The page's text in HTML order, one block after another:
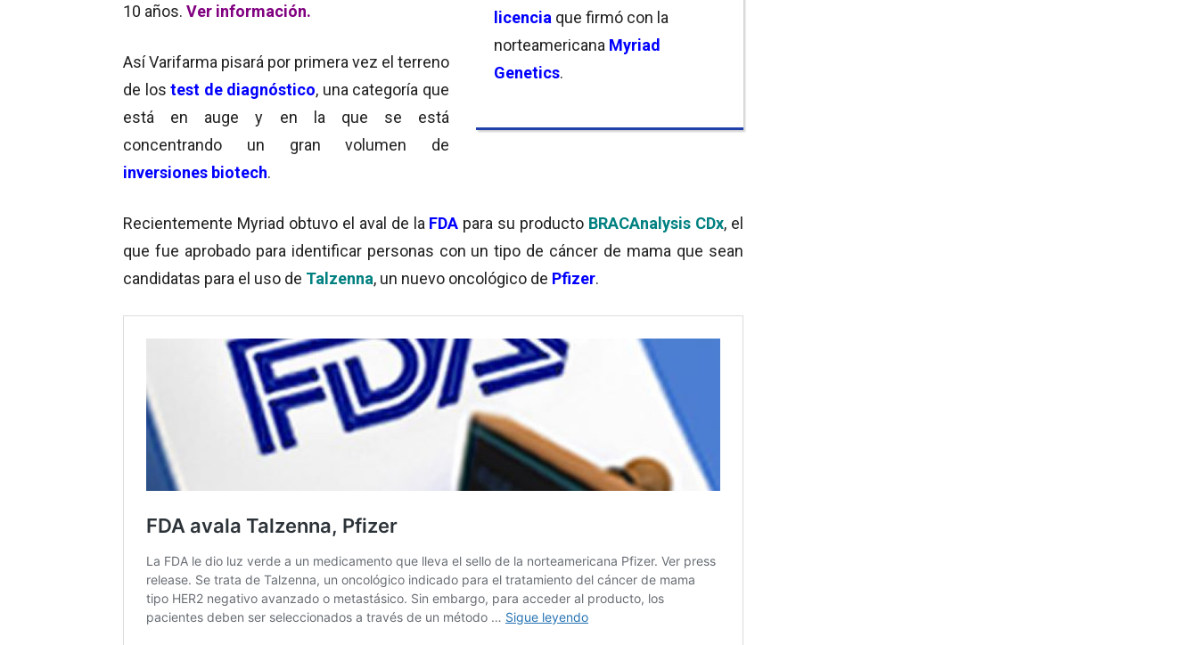
licencia que firmó con la
norteamericana Myriad
Genetics.
10 años. Ver información.
Así Varifarma pisará por primera vez el terreno
de lostest de diagnóstico, una categoría que
está en auge y en la que se está
concentrando un gran volumen de
inversiones biotech.
Recientemente Myriad obtuvo el aval de la FDA para su producto BRACAnalysis CDx, el
que fue aprobado para identificar personas con un tipo de cáncer de mama que sean
candidatas para el uso de Talzenna, un nuevo oncológico de Pfizer.